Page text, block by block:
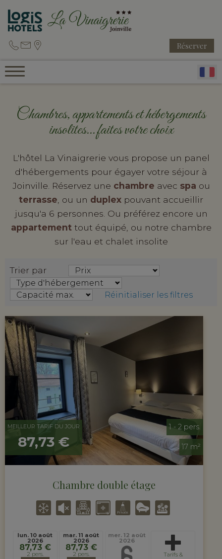
Réserver
Chambres, appartements et hébergements
insolites... faites votre choix
L'hôtel La Vinaigrerie vous propose un panel
d'hébergements pour égayer votre séjour à
Joinville. Réservez une chambre avec spa ou
terrasse , ou un duplex pouvant accueillir
jusqu'a 6 personnes. Ou préférez encore un
appartement tout équipé, ou notre chambre
sur l'eau et chalet insolite
Trier par
Réinitialiser les filtres
1 - 2 pers.
17 m²
MEILLEUR TARIF DU JOUR
87,73 €
Chambre double étage
lun. 10 août
2026
87,73 €
2 pers.
mar. 11 août
2026
87,73 €
2 pers.
mer. 12 août
2026
Tarifs &